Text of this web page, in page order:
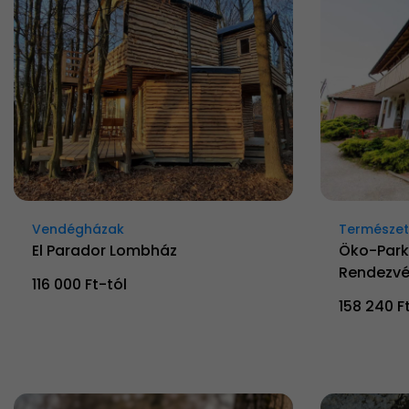
Vendégházak
El Parador Lombház
116 000 Ft-tól
Öko-
158 240